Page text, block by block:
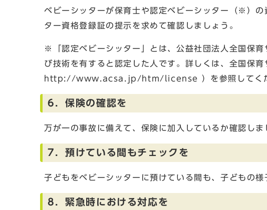
ベビーシッターが保育士や認定ベビーシッター（※）
ター資格登録証の提示を求めて確認しましょう。
※「認定ベビーシッター」とは、公益社団法人全国保
び技術を有すると認定した人です。詳しくは、全国保
http://www.acsa.jp/htm/license ）を参照してくだ
6．保険の確認を
万が一の事故に備えて、保険に加入しているか確認しま
7．預けている間もチェックを
子どもをベビーシッターに預けている間も、子どもの
8．緊急時における対応を